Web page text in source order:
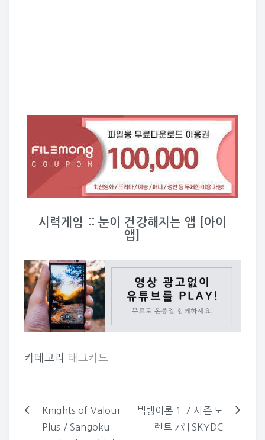
시력게임 :: 눈이 건강해지는 앱 [아이
앱]
카테고리 태그카드
글
Knights of Valour
Plus / Sangoku
빅뱅이론 1-7 시즌 토
렌트 パ | SKYDC